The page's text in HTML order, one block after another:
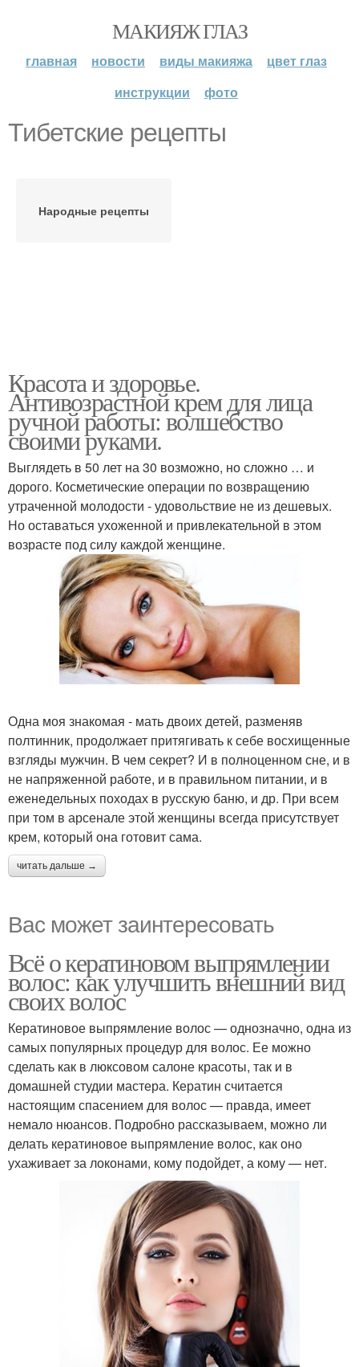
МАКИЯЖ ГЛАЗ
главная новости виды макияжа
цвет глаз
инструкции
фото
Тибетские рецепты
Народные рецепты
Красота и здоровье.
Антивозрастной крем для лица
ручной работы: волшебство
своими руками.
Выглядеть в 50 лет на 30 возможно, но сложно … и
дорого. Косметические операции по возвращению
утраченной молодости - удовольствие не из дешевых.
Но оставаться ухоженной и привлекательной в этом
возрасте под силу каждой женщине.
Одна моя знакомая - мать двоих детей, разменяв
полтинник, продолжает притягивать к себе восхищенные
взгляды мужчин. В чем секрет? И в полноценном сне, и в
не напряженной работе, и в правильном питании, и в
еженедельных походах в русскую баню, и др. При всем
при том в арсенале этой женщины всегда присутствует
крем, который она готовит сама.
читать дальше →
Вас может заинтересовать
Всё о кератиновом выпрямлении
волос: как улучшить внешний вид
своих волос
Кератиновое выпрямление волос — однозначно, одна из
самых популярных процедур для волос. Ее можно
сделать как в люксовом салоне красоты, так и в
домашней студии мастера. Кератин считается
настоящим спасением для волос — правда, имеет
немало нюансов. Подробно рассказываем, можно ли
делать кератиновое выпрямление волос, как оно
ухаживает за локонами, кому подойдет, а кому — нет.